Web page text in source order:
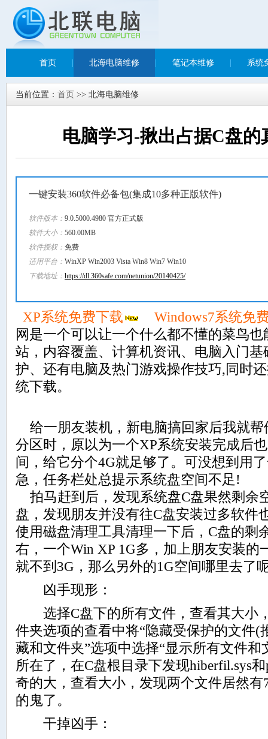
首页 北海电脑维修 笔记本维修 系统
当前位置： 首页 >> 北海电脑维修
电脑学习-揪出占据C盘的
一键安装360软件必备包(集成10多种正版软件)
软件版本： 9.0.5000.4980 官方正式版
软件大小： 560.00MB
软件授权： 免费
适用平台： WinXP Win2003 Vista Win8 Win7 Win10
下载地址： https://dl.360safe.com/netunion/20140425/
XP系统免费下载
Windows7系统免
网是一个可以让一个什么都不懂的菜鸟
站，内容覆盖、计算机资讯、电脑入门
护、还有电脑及热门游戏操作技巧,同时
统下载。
给一朋友装机，新电脑搞回家后我就帮
分区时，原以为一个XP系统安装完成后
间，给它分个4G就足够了。可没想到用
急，任务栏处总提示系统盘空间不足!
拍马赶到后，发现系统盘C盘果然剩余
盘，发现朋友并没有往C盘安装过多软件
使用磁盘清理工具清理一下后，C盘的剩
右，一个Win XP 1G多，加上朋友安装的
就不到3G，那么另外的1G空间哪里去了
凶手现形：
选择C盘下的所有文件，查看其大小
件夹选项的查看中将“隐藏受保护的文件(
藏和文件夹”选项中选择“显示所有文件和
所在了，在C盘根目录下发现hiberfil.sys
奇的大，查看大小，发现两个文件居然
的鬼了。
干掉凶手：